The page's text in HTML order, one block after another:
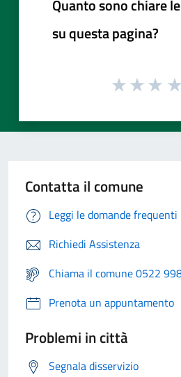
Quanto sono chiare
su questa pagina?
Contatta il comune
Leggi le domande frequenti
Richiedi Assistenza
Chiama il comune 0522
Prenota un appuntamento
Problemi in città
Segnala disservizio